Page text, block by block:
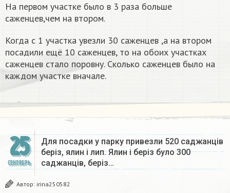
На первом участке было в 3 раза больше
саженцев,чем на втором.
Когда с 1 участка увезли 30 саженцев ,а на втором
посадили ещё 10 саженцев, то на обоих участках
саженцев стало поровну. Сколько саженцев было на
каждом участке вначале.
25
СЕНТЯБРЬ
Для посадки у парку привезли 520 саджанців
беріз, ялин і лип. Ялин і беріз було 300
саджанців, беріз…
Автор: irina250582